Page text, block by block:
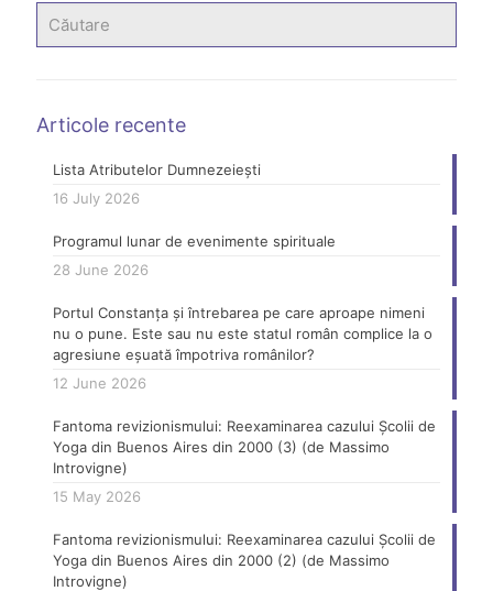
Articole recente
Lista Atributelor Dumnezeiești
16 July 2026
Programul lunar de evenimente spirituale
28 June 2026
Portul Constanța și întrebarea pe care aproape nimeni
nu o pune. Este sau nu este statul român complice la o
agresiune eșuată împotriva românilor?
12 June 2026
Fantoma revizionismului: Reexaminarea cazului Școlii de
Yoga din Buenos Aires din 2000 (3) (de Massimo
Introvigne)
15 May 2026
Fantoma revizionismului: Reexaminarea cazului Școlii de
Yoga din Buenos Aires din 2000 (2) (de Massimo
Introvigne)